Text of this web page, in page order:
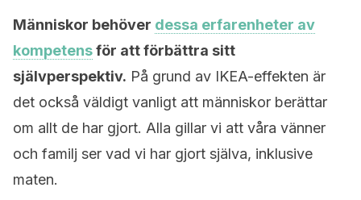
Människor behöver dessa erfarenheter av
kompetensför att förbättra sitt
självperspektiv. På grund av IKEA-effekten är
det också väldigt vanligt att människor berättar
om allt de har gjort. Alla gillar vi att våra vänner
och familj ser vad vi har gjort själva, inklusive
maten.